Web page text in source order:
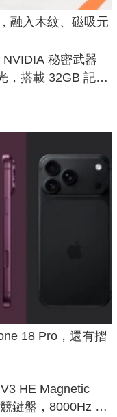
融入木紋、磁吸元
秘密武器
，搭載 32GB 記憶
18 Pro，還有摺
HE Magnetic
鍵盤，8000Hz 輪